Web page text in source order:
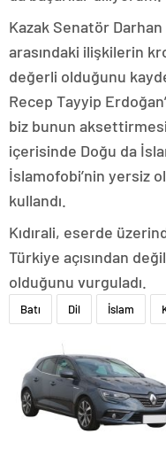
Kazak Senatör Darhan
arasındaki ilişkilerin
değerli olduğunu
Recep Tayyip
biz bunun
içerisinde Doğu da
İslamofobi’nin yersiz
kullandı.
Kıdırali, eserde
Türkiye açısından
olduğunu vurguladı.
Batı Dil İslam